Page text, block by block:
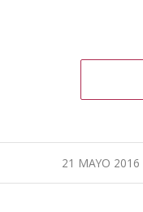
21 MAYO 2016
/